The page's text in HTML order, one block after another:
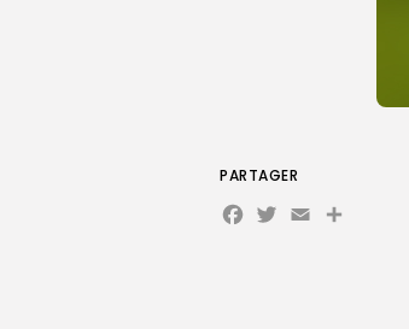
PARTAGER
Facebook
Twitter
Email